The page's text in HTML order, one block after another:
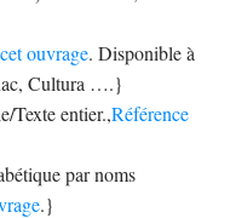
ouvrage. Disponible à
Cultura ….}
Texte entier.,Référence
par noms
.}